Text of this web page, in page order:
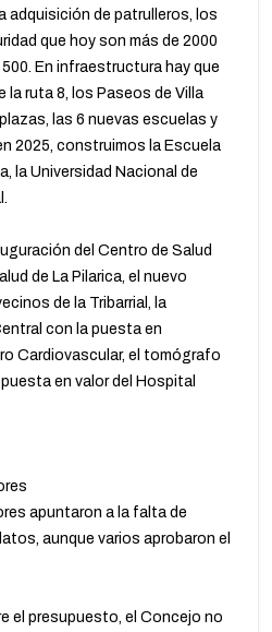
adquisición de patrulleros, los
que hoy son más de 2000
En infraestructura hay que
la ruta 8, los Paseos de Villa
las 6 nuevas escuelas y
2025, construimos la Escuela
la Universidad Nacional de
del Centro de Salud
de La Pilarica, el nuevo
de la Tribarrial, la
con la puesta en
Cardiovascular, el tomógrafo
en valor del Hospital
apuntaron a la falta de
aunque varios aprobaron el
el presupuesto, el Concejo no